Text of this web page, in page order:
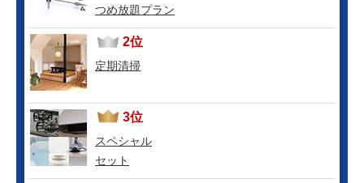
つめ放題プラン
2位
定期清掃
3位
スペシャル
セット